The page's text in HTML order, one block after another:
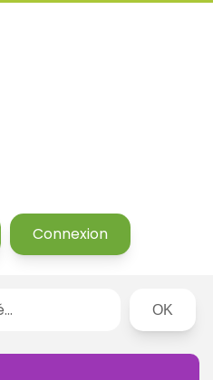
Connexion
Rechercher